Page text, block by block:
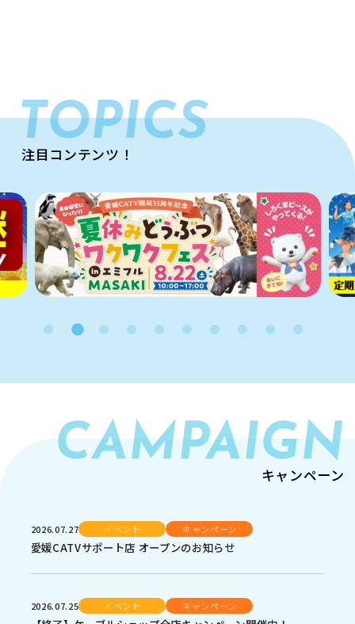
TOPICS
注目コンテンツ！
CAMPAIGN
キャンペーン
2026.07.27 イベント キャンペーン
愛媛CATVサポート店 オープンのお知らせ
2026.07.25 イベント キャンペーン